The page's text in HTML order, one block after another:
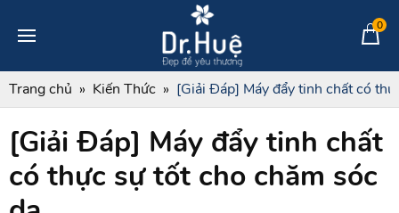
0
Trang chủ Kiến Thức [Giải Đáp] Máy đẩy tinh chất có
[Giải Đáp] Máy đẩy tinh chất
có thực sự tốt cho chăm sóc